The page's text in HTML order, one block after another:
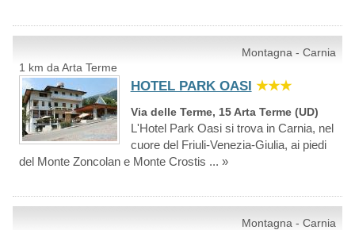
Montagna - Carnia
1 km da Arta Terme
HOTEL PARK OASI ★★★
Via delle Terme, 15 Arta Terme (UD)
L'Hotel Park Oasi si trova in Carnia, nel
cuore del Friuli-Venezia-Giulia, ai piedi
del Monte Zoncolan e Monte Crostis ... »
Montagna - Carnia